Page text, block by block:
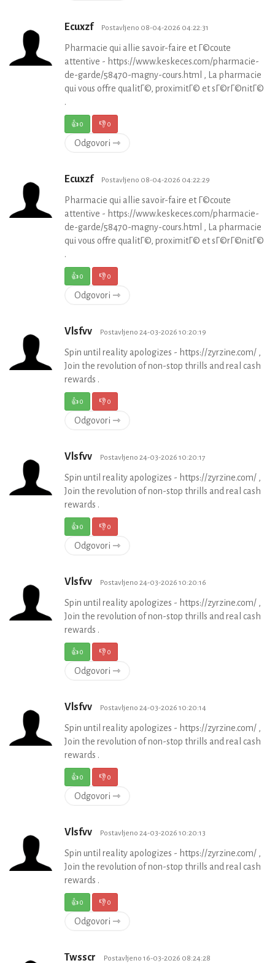
Ecuxzf Postavljeno 08-04-2026 04:22:31
Pharmacie qui allie savoir-faire et Г©coute
attentive - https://www.keskeces.com/pharmacie-
de-garde/58470-magny-cours.html , La pharmacie
qui vous offre qualitГ©, proximitГ© et sГ©rГ©nitГ©
.
👍0 👎0
Odgovori ⇾
Ecuxzf Postavljeno 08-04-2026 04:22:29
Pharmacie qui allie savoir-faire et Г©coute
attentive - https://www.keskeces.com/pharmacie-
de-garde/58470-magny-cours.html , La pharmacie
qui vous offre qualitГ©, proximitГ© et sГ©rГ©nitГ©
.
👍0 👎0
Odgovori ⇾
Vlsfvv Postavljeno 24-03-2026 10:20:19
Spin until reality apologizes - https://zyrzine.com/ ,
Join the revolution of non-stop thrills and real cash
rewards .
👍0 👎0
Odgovori ⇾
Vlsfvv Postavljeno 24-03-2026 10:20:17
Spin until reality apologizes - https://zyrzine.com/ ,
Join the revolution of non-stop thrills and real cash
rewards .
👍0 👎0
Odgovori ⇾
Vlsfvv Postavljeno 24-03-2026 10:20:16
Spin until reality apologizes - https://zyrzine.com/ ,
Join the revolution of non-stop thrills and real cash
rewards .
👍0 👎0
Odgovori ⇾
Vlsfvv Postavljeno 24-03-2026 10:20:14
Spin until reality apologizes - https://zyrzine.com/ ,
Join the revolution of non-stop thrills and real cash
rewards .
👍0 👎0
Odgovori ⇾
Vlsfvv Postavljeno 24-03-2026 10:20:13
Spin until reality apologizes - https://zyrzine.com/ ,
Join the revolution of non-stop thrills and real cash
rewards .
👍0 👎0
Odgovori ⇾
Twsscr Postavljeno 16-03-2026 08:24:28